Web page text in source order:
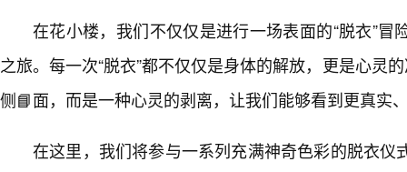
在花小楼，我们不仅仅是进行一场表面的“脱衣”冒
之旅。每一次“脱衣”都不仅仅是身体的解放，更是心灵
侧📘面，而是一种心灵的剥离，让我们能够看到更真实
在这里，我们将参与一系列充满神奇色彩的脱衣仪